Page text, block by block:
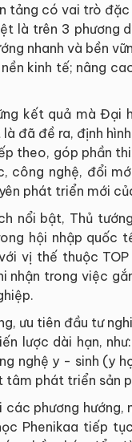
tảng có vai trò
là trên 3 phương
nhanh và bền
kinh tế; nâng
kết quả mà Đại
đã đề ra, định
theo, góp phần
công nghệ, đổi
phát triển mới
nổi bật, Thủ
hội nhập quốc
vị thế thuộc
nhận trong việc
ưu tiên đầu tư
lược dài hạn,
nghệ y - sinh (y
tâm phát triển sản
phương
Phenikaa tiếp